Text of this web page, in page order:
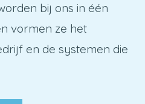
bij ons in één
vormen ze het
en de systemen die